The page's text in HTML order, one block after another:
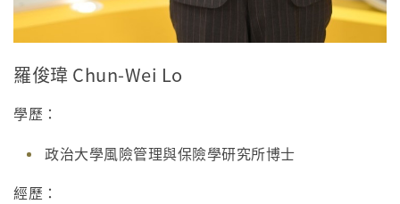
羅俊瑋 Chun-Wei Lo
學歷：
政治大學風險管理與保險學研究所博士
經歷：